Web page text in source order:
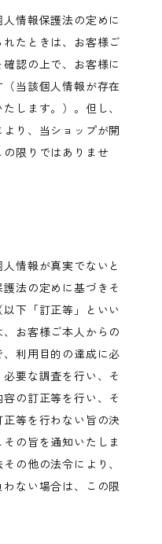
情報保護法の定めに
たときは、お客様ご
認の上で、お客様に
当該個人情報が存在
します。）。但し、
り、当ショップが開
限りではありませ
情報が真実でないと
法の定めに基づきそ
下「訂正等」といい
お客様ご本人からの
利用目的の達成に必
要な調査を行い、そ
の訂正等を行い、そ
等を行わない旨の決
の旨を通知いたしま
の他の法令により、
ない場合は、この限